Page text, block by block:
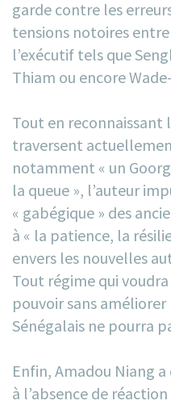
garde contre les
tensions notoires
l’exécutif tels que
Thiam ou encore
Tout en reconnaissant
traversent
notamment « un
la queue », l’auteur
« gabégique » des
à « la patience, la
envers les nouvelles
Tout régime qui
pouvoir sans améliorer
Sénégalais ne pourra
Enfin, Amadou Niang
à l’absence de